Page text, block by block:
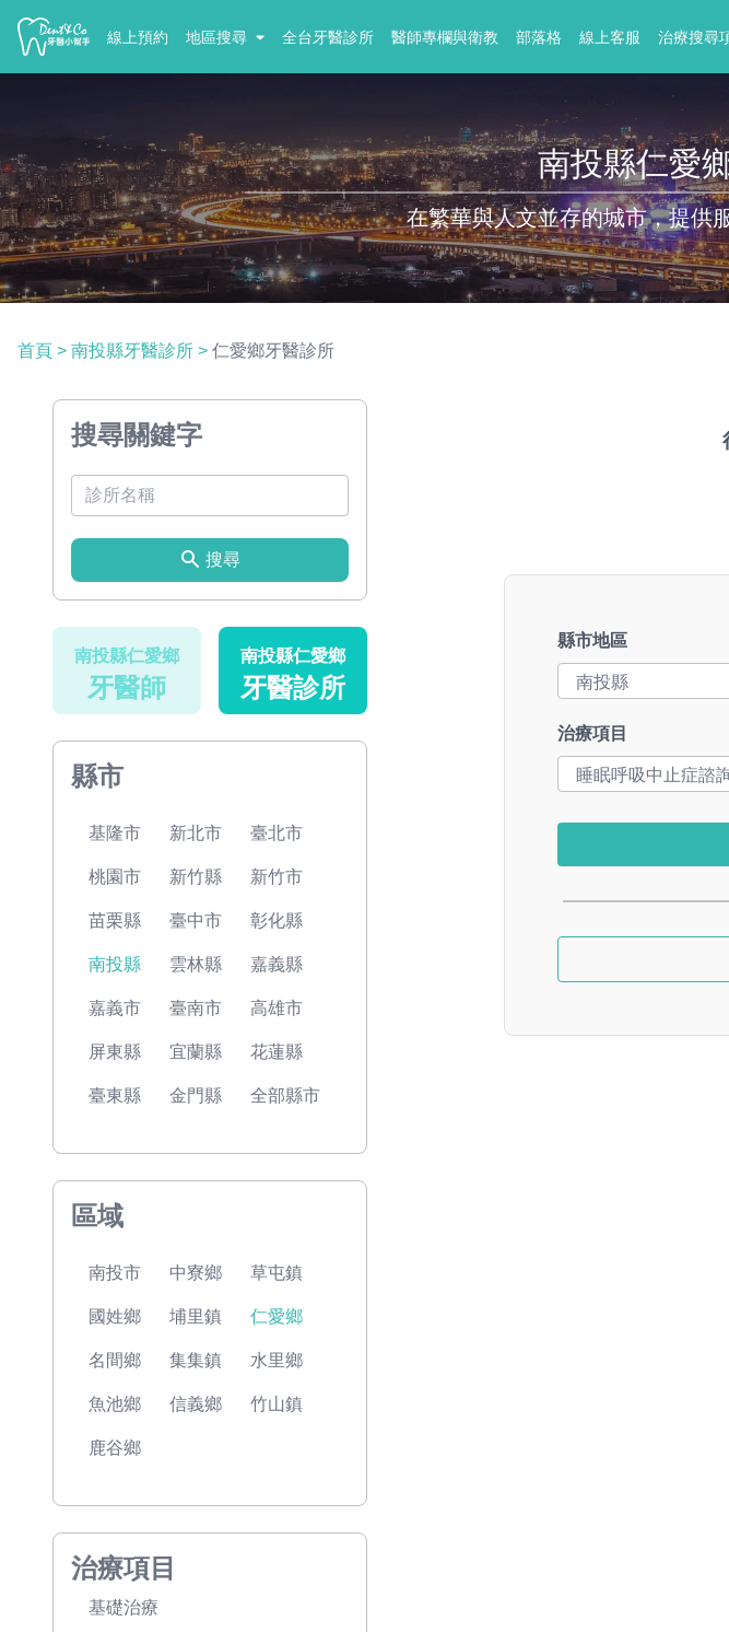
線上預約 地區搜尋 全台牙醫診所 醫師專欄與衛教 部落格 線上客服 治療搜尋
南投縣仁愛
在繁華與人文並存的城市，提供
首頁 > 南投縣牙醫診所 > 仁愛鄉牙醫診所
搜尋關鍵字
搜尋
南投縣仁愛鄉
牙醫師
南投縣仁愛鄉
牙醫診所
縣市
基隆市 新北市 臺北市
桃園市 新竹縣 新竹市
苗栗縣 臺中市 彰化縣
南投縣 雲林縣 嘉義縣
嘉義市 臺南市 高雄市
屏東縣 宜蘭縣 花蓮縣
臺東縣 金門縣 全部縣市
區域
南投市 中寮鄉 草屯鎮
國姓鄉 埔里鎮 仁愛鄉
名間鄉 集集鎮 水里鄉
魚池鄉 信義鄉 竹山鎮
鹿谷鄉
治療項目
基礎治療
縣市地區
治療項目